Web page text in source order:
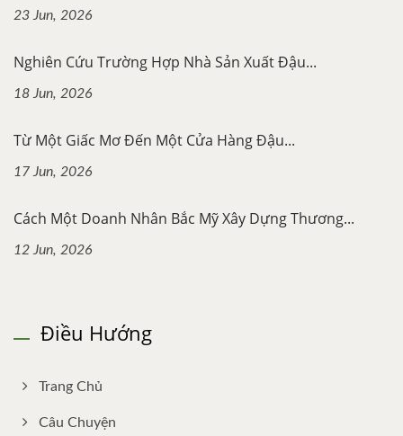
23 Jun, 2026
Nghiên Cứu Trường Hợp Nhà Sản Xuất Đậu...
18 Jun, 2026
Từ Một Giấc Mơ Đến Một Cửa Hàng Đậu...
17 Jun, 2026
Cách Một Doanh Nhân Bắc Mỹ Xây Dựng Thương...
12 Jun, 2026
Điều Hướng
Trang Chủ
Câu Chuyện